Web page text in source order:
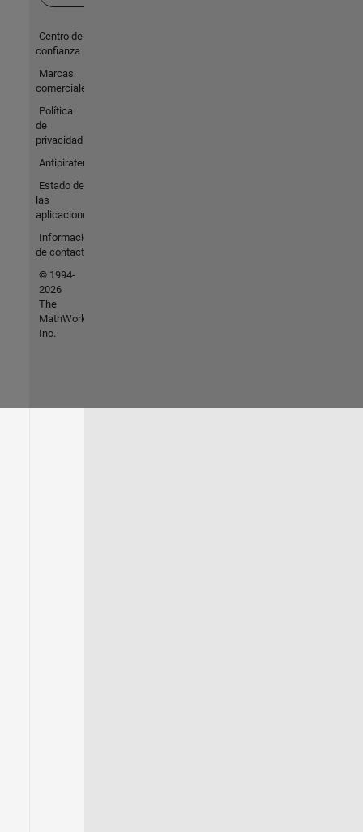
Centro de
confianza
Marcas
comerciales
Política
de
privacidad
Antipiratería
Estado de
las
aplicaciones
Información
de contacto
© 1994-
2026
The
MathWorks,
Inc.